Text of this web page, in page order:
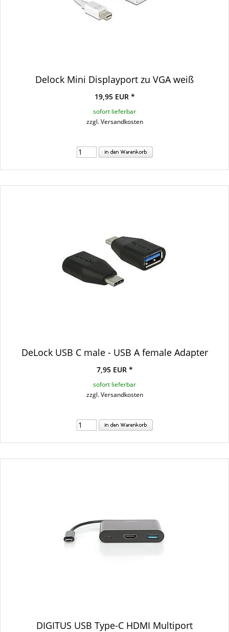
Delock Mini Displayport zu VGA weiß
19,95 EUR *
sofort lieferbar
zzgl. Versandkosten
DeLock USB C male - USB A female Adapter
7,95 EUR *
sofort lieferbar
zzgl. Versandkosten
DIGITUS USB Type-C HDMI Multiport